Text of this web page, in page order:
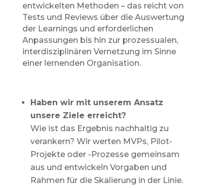
entwickelten Methoden – das reicht von
Tests und Reviews über die Auswertung
der Learnings und erforderlichen
Anpassungen bis hin zur prozessualen,
interdisziplinären Vernetzung im Sinne
einer lernenden Organisation.
Haben wir mit unserem Ansatz
unsere Ziele erreicht?
Wie ist das Ergebnis nachhaltig zu
verankern? Wir werten MVPs, Pilot-
Projekte oder -Prozesse gemeinsam
aus und entwickeln Vorgaben und
Rahmen für die Skalierung in der Linie.